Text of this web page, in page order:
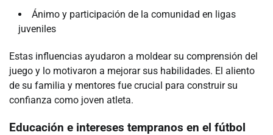
Ánimo y participación de la comunidad en ligas
juveniles
Estas influencias ayudaron a moldear su comprensión del
juego y lo motivaron a mejorar sus habilidades. El aliento
de su familia y mentores fue crucial para construir su
confianza como joven atleta.
Educación e intereses tempranos en el fútbol